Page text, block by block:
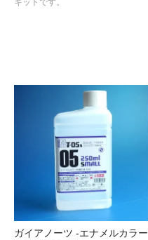
キットです。
ガイアノーツ -エナメルカラー